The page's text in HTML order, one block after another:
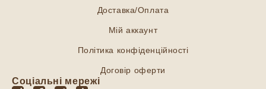
Доставка/Оплата
Мій аккаунт
Політика конфіденційності
Договір оферти
Соціальні мережі